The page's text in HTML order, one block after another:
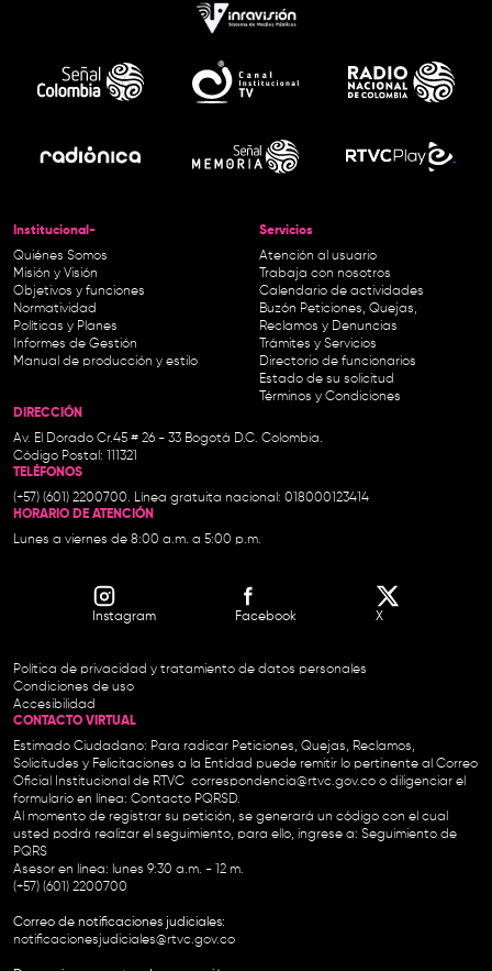
Institucional-
Quiénes Somos
Misión y Visión
Objetivos y funciones
Normatividad
Políticas y Planes
Informes de Gestión
Manual de producción y estilo
Servicios
Atención al usuario
Trabaja con nosotros
Calendario de actividades
Buzón Peticiones, Quejas,
Reclamos y Denuncias
Trámites y Servicios
Directorio de funcionarios
Estado de su solicitud
Términos y Condiciones
DIRECCIÓN
Av. El Dorado Cr.45 # 26 - 33 Bogotá D.C. Colombia.
Código Postal: 111321
TELÉFONOS
(+57) (601) 2200700. Línea gratuita nacional: 018000123414
HORARIO DE ATENCIÓN
Lunes a viernes de 8:00 a.m. a 5:00 p.m.
Instagram Facebook X
Política de privacidad y tratamiento de datos personales
Condiciones de uso
Accesibilidad
CONTACTO VIRTUAL
Estimado Ciudadano: Para radicar Peticiones, Quejas, Reclamos,
Solicitudes y Felicitaciones a la Entidad puede remitir lo pertinente al Correo
Oficial Institucional de RTVC correspondencia@rtvc.gov.co o diligenciar el
formulario en línea: Contacto PQRSD.
Al momento de registrar su petición, se generará un código con el cual
usted podrá realizar el seguimiento, para ello, ingrese a: Seguimiento de
PQRS
Asesor en línea: lunes 9:30 a.m. - 12 m.
(+57) (601) 2200700
Correo de notificaciones judiciales:
notificacionesjudiciales@rtvc.gov.co